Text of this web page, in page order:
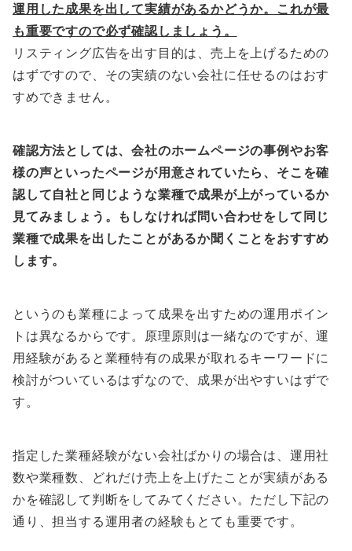
運用した成果を出して実績があるかどうか。これが最
も重要ですので必ず確認しましょう。
リスティング広告を出す目的は、売上を上げるための
はずですので、その実績のない会社に任せるのはおす
すめできません。
確認方法としては、会社のホームページの事例やお客
様の声といったページが用意されていたら、そこを確
認して自社と同じような業種で成果が上がっているか
見てみましょう。もしなければ問い合わせをして同じ
業種で成果を出したことがあるか聞くことをおすすめ
します。
というのも業種によって成果を出すための運用ポイン
トは異なるからです。原理原則は一緒なのですが、運
用経験があると業種特有の成果が取れるキーワードに
検討がついているはずなので、成果が出やすいはずで
す。
指定した業種経験がない会社ばかりの場合は、運用社
数や業種数、どれだけ売上を上げたことが実績がある
かを確認して判断をしてみてください。ただし下記の
通り、担当する運用者の経験もとても重要です。